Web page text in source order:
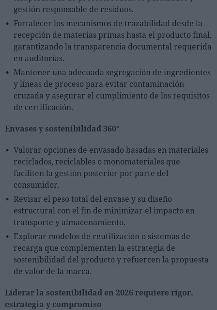
gestión responsable de residuos.
Fortalecer los mecanismos de trazabilidad desde la
recepción de materias primas hasta el producto final,
garantizando la transparencia documental requerida
en auditorías.
Mantener una adecuada segregación de ingredientes
y líneas de proceso para evitar contaminación
cruzada y asegurar el cumplimiento de los requisitos
de certificación.
Envases y sostenibilidad 360°
Valorar opciones de envasado basadas en materiales
reciclados, reciclables o monomateriales que
faciliten la gestión posterior por parte del
consumidor.
Revisar el peso total del envase y su diseño
estructural con el fin de minimizar el impacto en
transporte y almacenamiento.
Explorar modelos de reutilización o sistemas de
recarga que complementen la estrategia de
sostenibilidad del producto y refuercen la propuesta
de valor de la marca.
Liderar la sostenibilidad en 2026 requiere rigor,
estrategia y compromiso